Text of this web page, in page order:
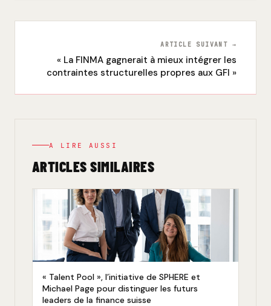
ARTICLE SUIVANT →
« La FINMA gagnerait à mieux intégrer les
contraintes structurelles propres aux GFI »
A LIRE AUSSI
ARTICLES SIMILAIRES
« Talent Pool », l’initiative de SPHERE et
Michael Page pour distinguer les futurs
leaders de la finance suisse